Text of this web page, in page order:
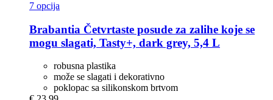
7 opcija
Brabantia Četvrtaste posude za zalihe koje se
mogu slagati, Tasty+, dark grey, 5,4 L
robusna plastika
može se slagati i dekorativno
poklopac sa silikonskom brtvom